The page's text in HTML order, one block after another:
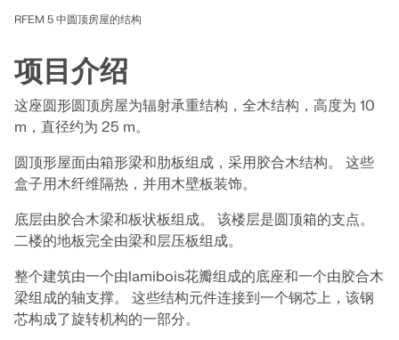
Dlubal API
Python 和 C# 的结构分析软件灵活接口，可以直接访问
整个 Dlubal 产品系列。
使用 API 开始
更多信息
模块
动力分析
设计
快速找到答案
释放创新力量
探索旨在提升您的工程工作流程的尖端工具和增强功
能。
探索数以千计的现成结构模型。下载、调整并用作模
板，以加速设计流程。
发现模型
借助 RFEM 6 开始您的第一步，发现您可以多快进行建
模和计算。通过附加组件进行自定义，以获得更多可能
性。
开始使用
我们的客户
合作共赢
了解世界各地的顶尖工程师如何信任我们的解决方案，
以提升他们的项目。
查看客户项目
团队
为什么选择 Dlubal？
揭示我们的团队如何塑造工程的未来。体验创新、成长
和激动人心的挑战。
您的职业机会
登录到您的帐户
注册成为 Dlubal 软件公司外部网用户，畅享软件资
登录
创建账户
RFEM 5 中圆顶房屋的结构
项目介绍
这座圆形圆顶房屋为辐射承重结构，全木结构，高度为 10
m，直径约为 25 m。
圆顶形屋面由箱形梁和肋板组成，采用胶合木结构。 这些
盒子用木纤维隔热，并用木壁板装饰。
底层由胶合木梁和板状板组成。 该楼层是圆顶箱的支点。
二楼的地板完全由梁和层压板组成。
整个建筑由一个由lamibois花瓣组成的底座和一个由胶合木
梁组成的轴支撑。 这些结构元件连接到一个钢芯上，该钢
芯构成了旋转机构的一部分。